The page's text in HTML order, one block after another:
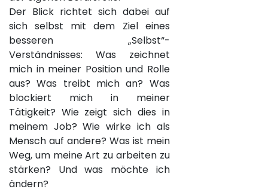
Der Blick richtet sich dabei auf
sich selbst mit dem Ziel eines
besseren „Selbst“-
Verständnisses: Was zeichnet
mich in meiner Position und Rolle
aus? Was treibt mich an? Was
blockiert mich in meiner
Tätigkeit? Wie zeigt sich dies in
meinem Job? Wie wirke ich als
Mensch auf andere? Was ist mein
Weg, um meine Art zu arbeiten zu
stärken? Und was möchte ich
ändern?